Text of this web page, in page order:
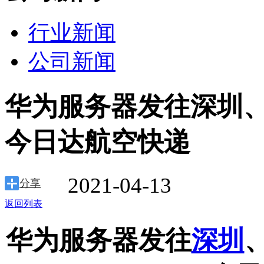
行业新闻
公司新闻
华为服务器发往深圳
今日达航空快递
2021-04-13
分享
返回列表
华为服务器发往深圳